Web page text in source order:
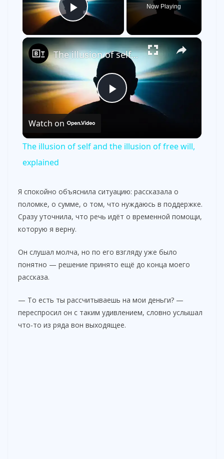
Play Video
Now Playing
×
P
y
V
i
e
The illusion of self and the illusion of free will, explained
Watch on
The illusion of self and the illusion of free will,
explained
Я спокойно объяснила ситуацию: рассказала о
поломке, о сумме, о том, что нуждаюсь в поддержке.
Сразу уточнила, что речь идёт о временной помощи,
которую я верну.
Он слушал молча, но по его взгляду уже было
понятно — решение принято ещё до конца моего
рассказа.
— То есть ты рассчитываешь на мои деньги? —
переспросил он с таким удивлением, словно услышал
что-то из ряда вон выходящее.